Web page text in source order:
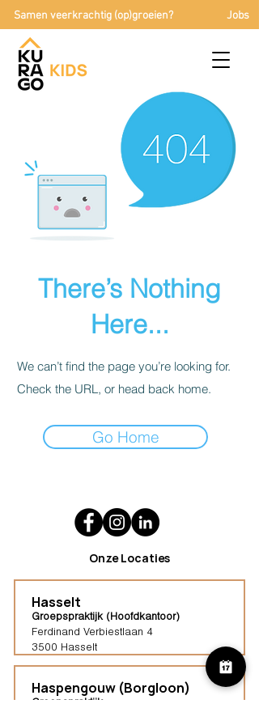
Samen veerkrachtig (op)groeien? Jobs
There’s Nothing
Here...
We can’t find the page you’re looking for.
Check the URL, or head back home.
Go Home
Onze Locaties
Hasselt
Groepspraktijk (Hoofdkantoor)
Ferdinand Verbiestlaan 4
3500 Hasselt
Haspengouw (Borgloon)